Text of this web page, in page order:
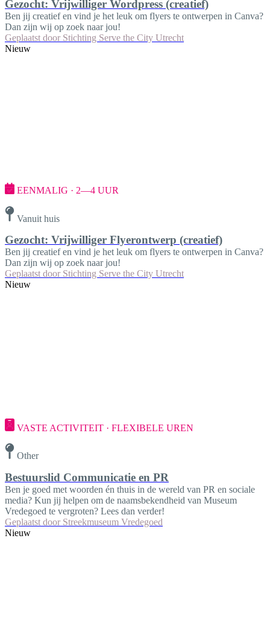
Gezocht: Vrijwilliger Wordpress (creatief)
Ben jij creatief en vind je het leuk om flyers te ontwerpen in Canva?
Dan zijn wij op zoek naar jou!
Geplaatst door Stichting Serve the City Utrecht
Nieuw
EENMALIG · 2—4 UUR
Vanuit huis
Gezocht: Vrijwilliger Flyerontwerp (creatief)
Ben jij creatief en vind je het leuk om flyers te ontwerpen in Canva?
Dan zijn wij op zoek naar jou!
Geplaatst door Stichting Serve the City Utrecht
Nieuw
VASTE ACTIVITEIT · FLEXIBELE UREN
Other
Bestuurslid Communicatie en PR
Ben je goed met woorden én thuis in de wereld van PR en sociale
media? Kun jij helpen om de naamsbekendheid van Museum
Vredegoed te vergroten? Lees dan verder!
Geplaatst door Streekmuseum Vredegoed
Nieuw